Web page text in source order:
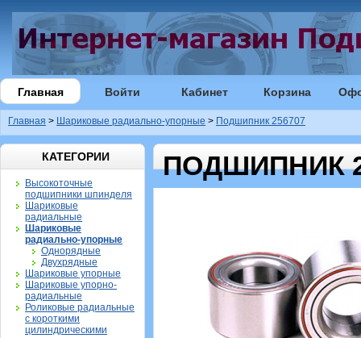
Главная Войти Кабинет Корзина
Главная > Шариковые радиально-упорные > Подшипник 256707
КАТЕГОРИИ
Высокоточные
подшипники шпинделя
Шариковые
радиальные
Шариковые
радиально-упорные
Однорядные
Двухрядные
Шариковые упорные
Шариковые упорно-
радиальные
Роликовые радиальные
с короткими
цилиндрическими
ПОДШИПНИК